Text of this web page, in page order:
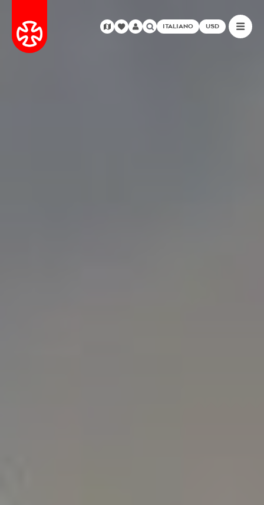
ITALIANO USD